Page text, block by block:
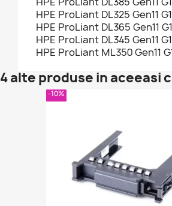
HPE ProLiant DL325 Gen11
HPE ProLiant DL365 Gen11
HPE ProLiant DL345 Gen11
HPE ProLiant ML350 Gen11
4 alte produse in aceeasi
-10%